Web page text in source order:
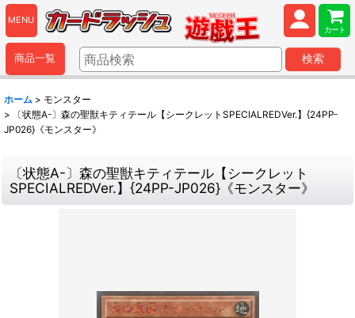
MENU
カート
商品一覧 検索
ホーム > モンスター
>
〔状態A-〕森の聖獣キティテール【シークレットSPECIALREDVer.】{24PP-
JP026}《モンスター》
〔状態A-〕森の聖獣キティテール【シークレット
SPECIALREDVer.】{24PP-JP026}《モンスター》